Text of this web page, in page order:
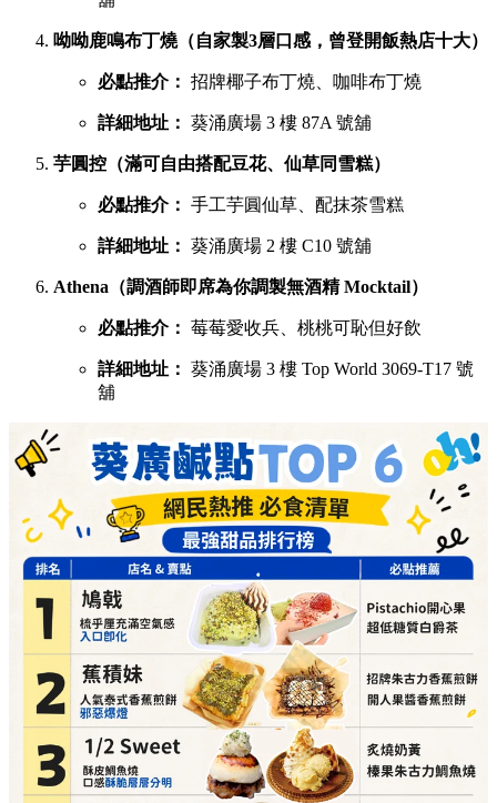
呦呦鹿鳴布丁燒（自家製3層口感，曾登開飯熱店十大）
必點推介： 招牌椰子布丁燒、咖啡布丁燒
詳細地址： 葵涌廣場 3 樓 87A 號舖
芋圓控（滿可自由搭配豆花、仙草同雪糕）
必點推介： 手工芋圓仙草、配抹茶雪糕
詳細地址： 葵涌廣場 2 樓 C10 號舖
Athena（調酒師即席為你調製無酒精 Mocktail）
必點推介： 莓莓愛收兵、桃桃可恥但好飲
詳細地址： 葵涌廣場 3 樓 Top World 3069-T17 號
舖